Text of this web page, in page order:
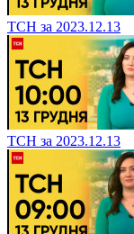
ТСН за 2023.12.13
ТСН за 2023.12.13